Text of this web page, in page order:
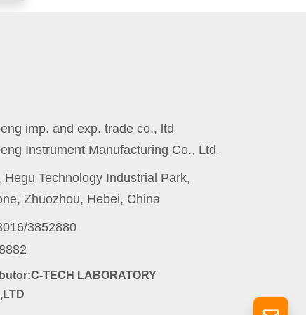
imp. and exp. trade co., ltd
Instrument Manufacturing Co., Ltd.
Hegu Technology Industrial Park,
Zhuozhou, Hebei, China
3852880
TECH LABORATORY